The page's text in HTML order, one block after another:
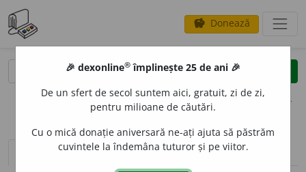
savings Donează
clear
opțiuni
definiții (1)
🎉 dexonline® împlinește 25 de ani 🎉
De un sfert de secol suntem aici, gratuit, zi de zi,
pentru milioane de căutări.
Cu o mică donație aniversară ne-ați ajuta să păstrăm
cuvintele la îndemâna tuturor și pe viitor.